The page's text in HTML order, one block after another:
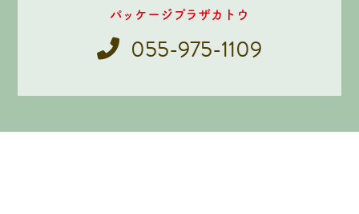
パッケージプラザカトウ
055-975-1109